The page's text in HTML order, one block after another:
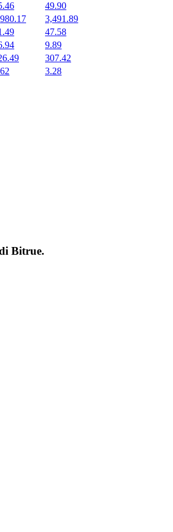
49.90
3,491.89
47.58
9.89
307.42
3.28
Bitrue.